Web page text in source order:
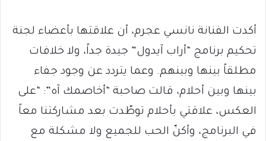
أكدت الفنانة نانسي عجرم، أن علاقتها بأعضاء لجنة
تحكيم برنامج “أراب آيدول” جيدة جداً، ولا خلافات
مطلقاً بينها وبينهم. وعما يتردد عن وجود جفاء
بينها وبين أحلام، قالت صاحبة “أخاصمك آه”: “على
العكس، علاقتي بأحلام توطّدت بعد مشاركتنا معاً
في البرنامج، وأكنّ الحب للجميع ولا مشكلة مع